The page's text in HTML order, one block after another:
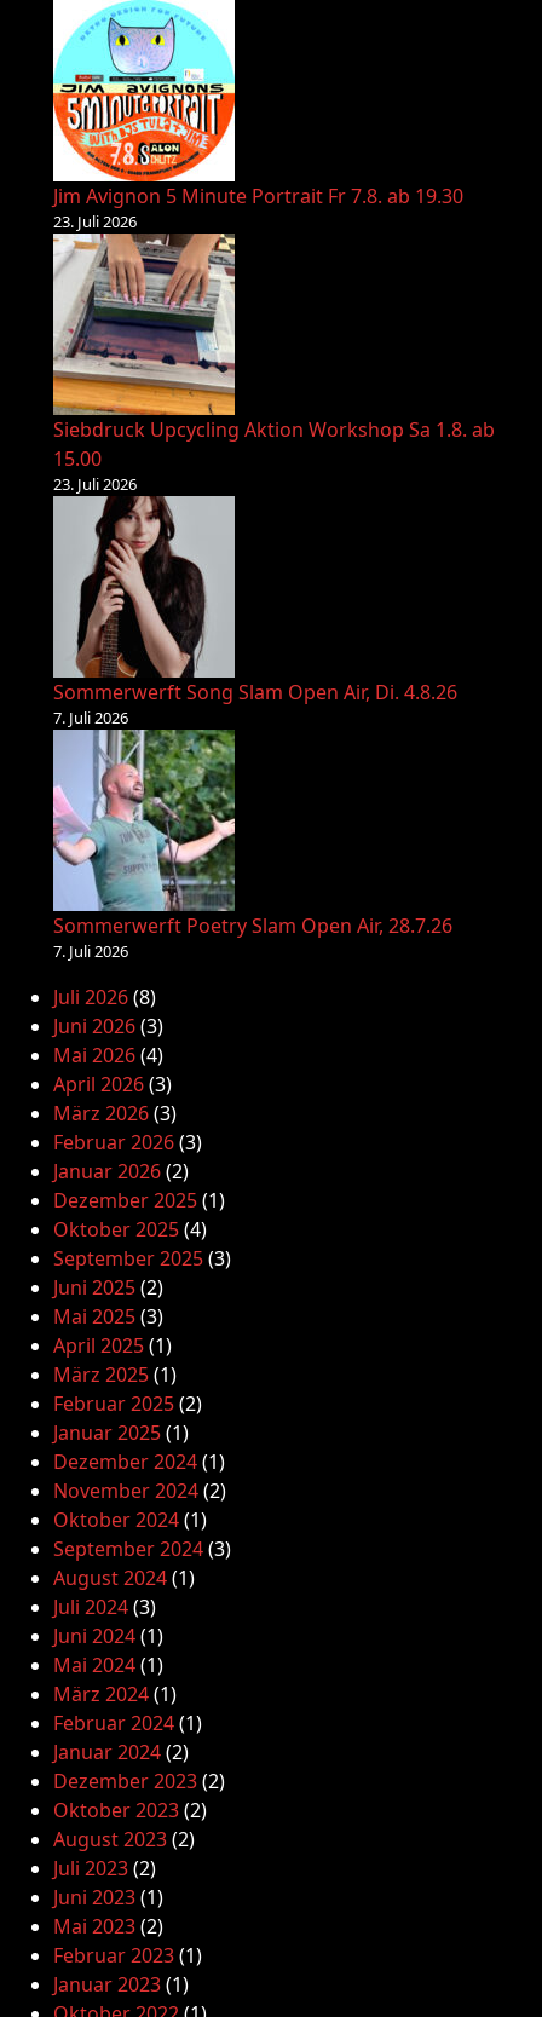
Jim Avignon 5 Minute Portrait Fr 7.8. ab 19.30
23. Juli 2026
Siebdruck Upcycling Aktion Workshop Sa 1.8. ab
15.00
23. Juli 2026
Sommerwerft Song Slam Open Air, Di. 4.8.26
7. Juli 2026
Sommerwerft Poetry Slam Open Air, 28.7.26
7. Juli 2026
Juli 2026(8)
Juni 2026(3)
Mai 2026(4)
April 2026(3)
März 2026(3)
Februar 2026(3)
Januar 2026(2)
Dezember 2025(1)
Oktober 2025(4)
September 2025(3)
Juni 2025(2)
Mai 2025(3)
April 2025(1)
März 2025(1)
Februar 2025(2)
Januar 2025(1)
Dezember 2024(1)
November 2024(2)
Oktober 2024(1)
September 2024(3)
August 2024(1)
Juli 2024(3)
Juni 2024(1)
Mai 2024(1)
März 2024(1)
Februar 2024(1)
Januar 2024(2)
Dezember 2023(2)
Oktober 2023(2)
August 2023(2)
Juli 2023(2)
Juni 2023(1)
Mai 2023(2)
Februar 2023(1)
Januar 2023(1)